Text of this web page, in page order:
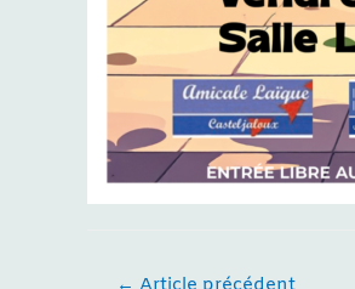
Navigation